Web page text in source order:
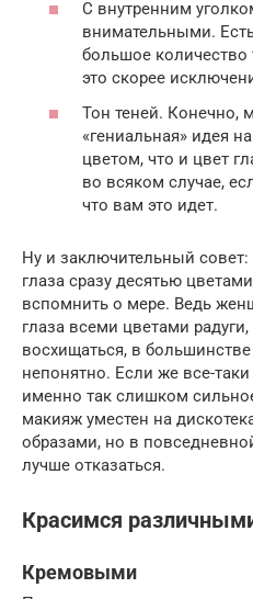
С внутренним
внимательными.
большое количество
это скорее
Тон теней. Конечно,
«гениальная» идея
цветом, что и цвет
во всяком случае,
что вам это идет.
Ну и заключительный совет:
глаза сразу десятью
вспомнить о мере. Ведь
глаза всеми цветами
восхищаться, в
непонятно. Если же все-
именно так слишком
макияж уместен на
образами, но в
лучше отказаться.
Красимся
Кремовыми